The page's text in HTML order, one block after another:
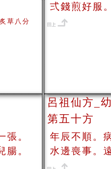
草八分
弍錢煎好服
張。
腸。
呂祖仙方_
第五十方
年辰不順。
水邊喪事。